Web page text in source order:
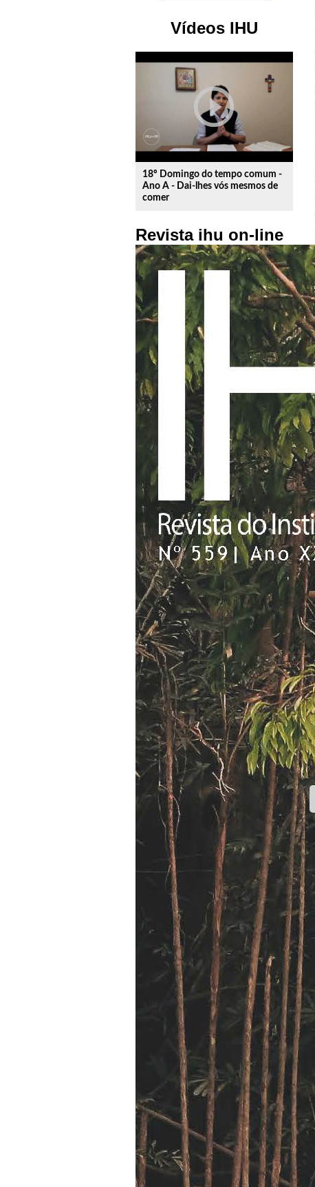
Vídeos IHU
play_circle_outline
18º Domingo do tempo comum -
Ano A - Dai-lhes vós mesmos de
comer
Revista ihu on-line